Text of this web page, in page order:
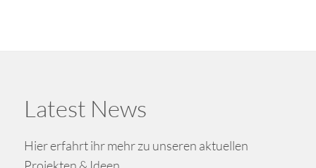
Latest News
Hier erfahrt ihr mehr zu unseren aktuellen